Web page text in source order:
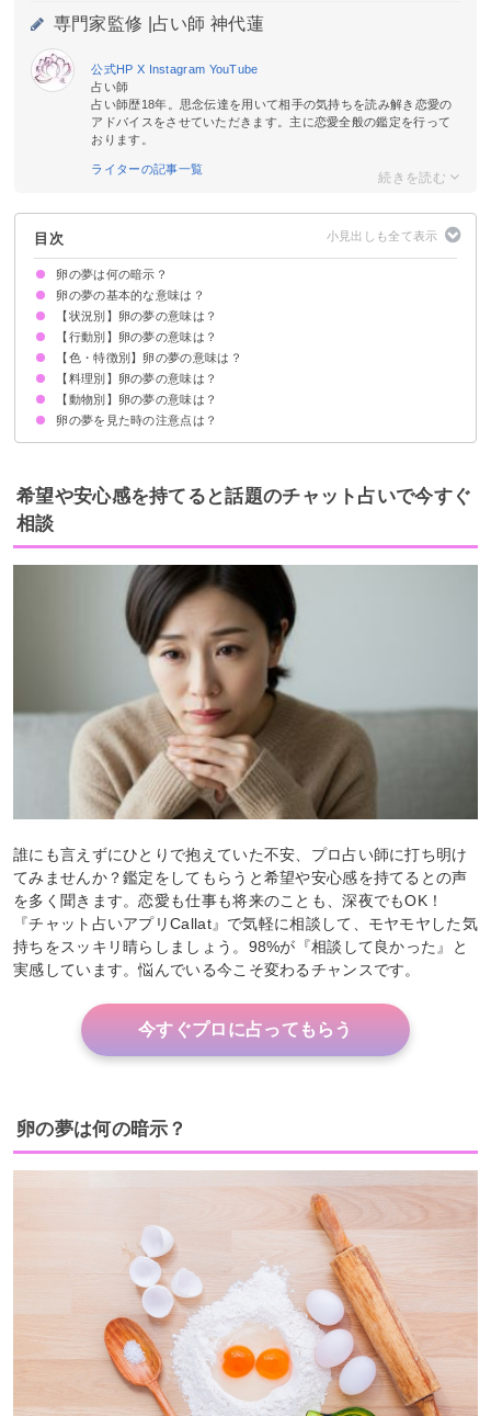
専門家監修 | 占い師 神代蓮
公式HP X Instagram YouTube
占い師
占い師歴18年。思念伝達を用いて相手の気持ちを読み解き恋愛の
アドバイスをさせていただきます。主に恋愛全般の鑑定を行って
おります。
ライターの記事一覧
目次
卵の夢は何の暗示？
卵の夢の基本的な意味は？
①新しい生命の象徴
②将来の可能性の暗示
③幸運が舞い込む暗示
状況によって意味が決まる
【状況別】卵の夢の意味は？
卵が割れる夢【警告夢】
卵パックの夢【警告夢】
卵がたくさんある夢【吉夢】
卵をもらう夢【吉夢】
卵にひびが入る夢【警告夢】
卵が孵化する夢【吉夢】
卵が腐っている夢【警告夢】
【行動別】卵の夢の意味は？
卵を割る夢【警告夢】
卵を産む夢【吉夢】
卵を食べる夢【吉夢】
卵をあげる夢【吉夢】
卵を捨てる夢【警告夢】
卵を買う夢【吉夢】
【色・特徴別】卵の夢の意味は？
巨大な卵の夢【吉夢】
白い卵の夢【吉夢】
卵の黄身が印象的な夢【吉夢】
卵の白身が印象的な夢【警告夢】
卵の黄身が双子の夢【吉夢】
青い卵の夢【吉夢】
【料理別】卵の夢の意味は？
卵焼きの夢【吉夢】
卵かけご飯の夢【吉夢】
目玉焼きの夢【吉夢】
【動物別】卵の夢の意味は？
魚の卵の夢【吉夢】
蛇の卵の夢【吉夢・凶夢】
鳥の卵の夢【吉夢】
卵の夢を見た時の注意点は？
吉夢なら話さず警告夢や凶夢は人に話す
希望や安心感を持てると話題のチャット占いで今すぐ
相談
誰にも言えずにひとりで抱えていた不安、プロ占い師に打ち明け
てみませんか？鑑定をしてもらうと希望や安心感を持てるとの声
を多く聞きます。恋愛も仕事も将来のことも、深夜でもOK！
『チャット占いアプリCallat』で気軽に相談して、モヤモヤした気
持ちをスッキリ晴らしましょう。98%が『相談して良かった』と
実感しています。悩んでいる今こそ変わるチャンスです。
今すぐプロに占ってもらう
卵の夢は何の暗示？